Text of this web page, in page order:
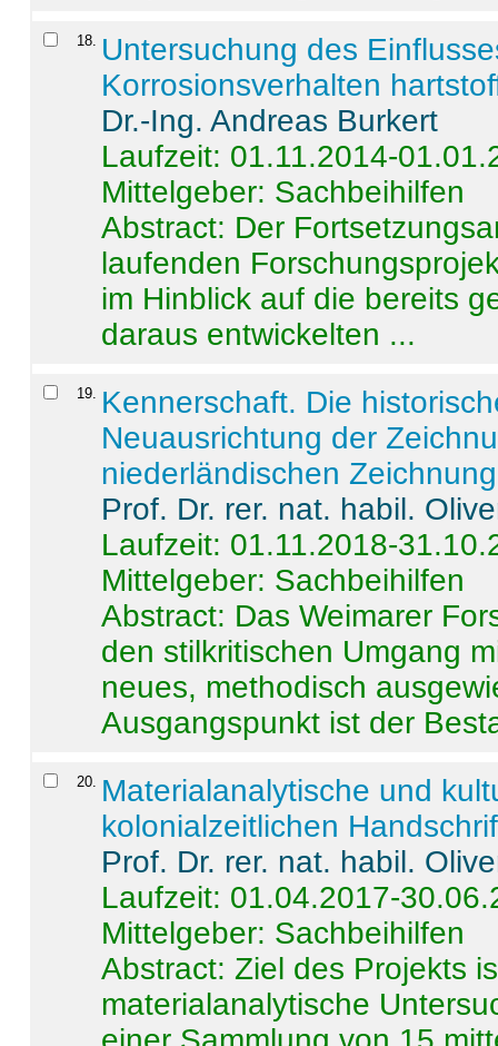
18
Untersuchung des
Korrosionsverhalten
Dr.-Ing. Andreas Burkert
Laufzeit: 01.11.2014-
Mittelgeber: Sachbeihilfen
Abstract: Der
laufenden
im Hinblick auf die bereits
daraus entwickelten ...
19
Kennerschaft. Die
Neuausrichtung der
niederländischen
Prof. Dr. rer. nat. habil.
Laufzeit: 01.11.2018-
Mittelgeber: Sachbeihilfen
Abstract: Das Weimarer
den stilkritischen Umgang
neues, methodisch
Ausgangspunkt ist der
20
Materialanalytische und
kolonialzeitlichen
Prof. Dr. rer. nat. habil.
Laufzeit: 01.04.2017-
Mittelgeber: Sachbeihilfen
Abstract:Ziel des Projekts
materialanalytische